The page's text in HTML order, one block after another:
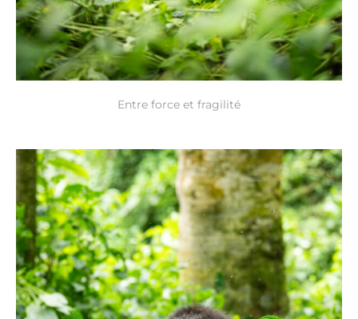
Entre force et fragilité